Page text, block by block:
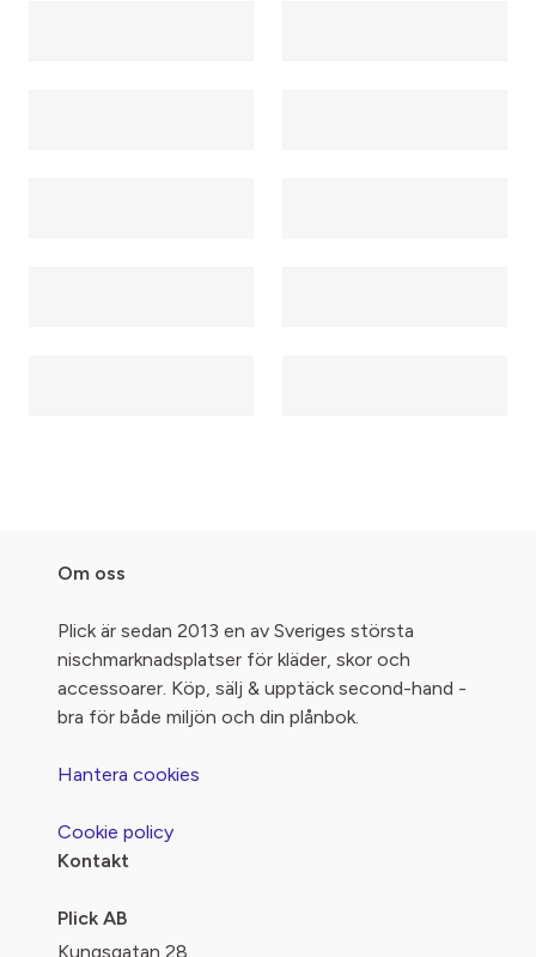
Om oss
Plick är sedan 2013 en av Sveriges största
nischmarknadsplatser för kläder, skor och
accessoarer. Köp, sälj & upptäck second-hand -
bra för både miljön och din plånbok.
Hantera cookies
Cookie policy
Kontakt
Plick AB
Kungsgatan 28